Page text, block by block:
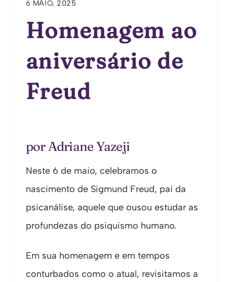
6 MAIO, 2025
Homenagem ao
aniversário de
Freud
por Adriane Yazeji
Neste 6 de maio, celebramos o
nascimento de Sigmund Freud, pai da
psicanálise, aquele que ousou estudar as
profundezas do psiquismo humano.
Em sua homenagem e em tempos
conturbados como o atual, revisitamos a